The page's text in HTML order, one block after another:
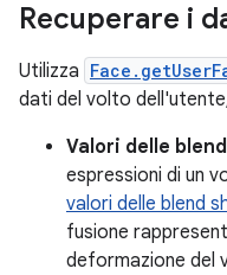
Recuperare i
Utilizza
dati del volto
Valori delle
espressioni di un
valori delle blend
fusione
deformazione del